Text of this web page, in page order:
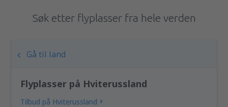
Søk etter flyplasser fra hele verden
Gå til land
Flyplasser på Hviterussland
Tilbud på Hviterussland